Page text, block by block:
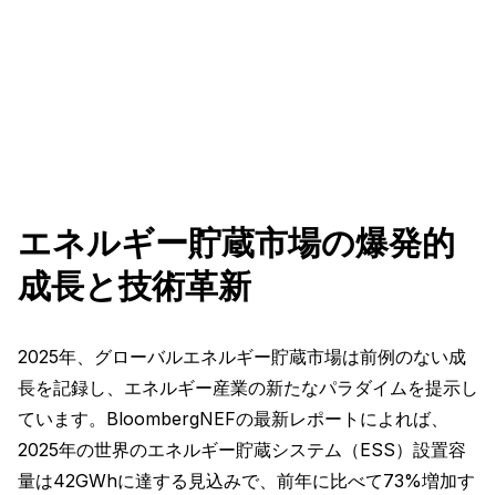
エネルギー貯蔵市場の爆発的
成長と技術革新
2025年、グローバルエネルギー貯蔵市場は前例のない成
長を記録し、エネルギー産業の新たなパラダイムを提示し
ています。BloombergNEFの最新レポートによれば、
2025年の世界のエネルギー貯蔵システム（ESS）設置容
量は42GWhに達する見込みで、前年に比べて73%増加す